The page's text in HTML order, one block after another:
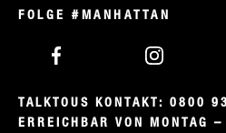
FOLGE #MANHATTAN
TALKTOUS KONTAKT: 0800
ERREICHBAR VON MONTAG